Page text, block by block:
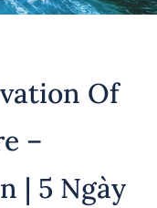
Of
–
| 5 Ngày